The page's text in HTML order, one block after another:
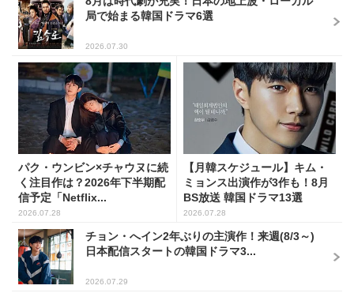
局で始まる韓国ドラマ6選
2026.07.30
パク・ウンビン×チャウヌに続
く注目作は？2026年下半期配
信予定「Netflix...
2026.07.28
【月韓スケジュール】キム・
ミョンス出演作が3作も！8月
BS放送 韓国ドラマ13選
2026.07.28
チョン・へイン2年ぶりの主演作！来週(8/3～)
日本配信スタートの韓国ドラマ3...
2026.07.29